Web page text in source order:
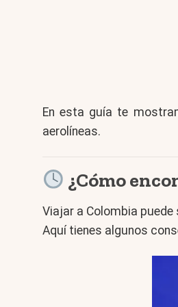
En esta guía te
aerolíneas.
¿Cómo
Viajar a Colombia
Aquí tienes algunos